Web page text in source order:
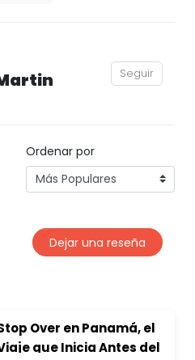
Seguir
Ordenar por
Dejar una reseña
Over en Panamá, el
que Inicia Antes del